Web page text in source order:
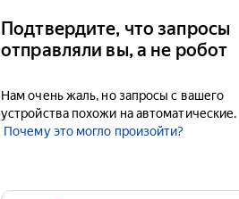
Подтвердите, что запросы
отправляли вы, а не робот
Нам очень жаль, но запросы с вашего
устройства похожи на автоматические.
Почему это могло произойти?